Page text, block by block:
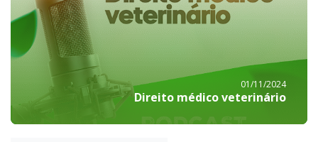
01/11/2024
Direito médico veterinário